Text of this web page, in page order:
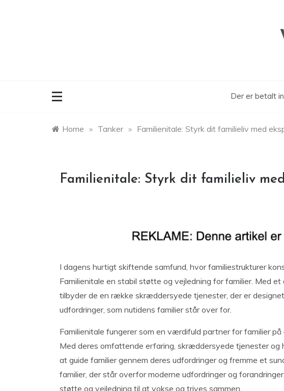
Der er betalt
Home » Tanker » Familienitale: Styrk dit familieliv med
Familienitale: Styrk dit familieliv
I dagens hurtigt skiftende samfund, hvor familiestrukturer
Familienitale en stabil støtte og vejledning for familier. Med
tilbyder de en række skræddersyede tjenester, der er
udfordringer, som nutidens familier står over for.
Familienitale fungerer som en værdifuld partner for familier
Med deres omfattende erfaring, skræddersyede tjenester og
at guide familier gennem deres udfordringer og fremme et
familier, der står overfor moderne udfordringer og
støtte og vejledning til at vokse og trives sammen.